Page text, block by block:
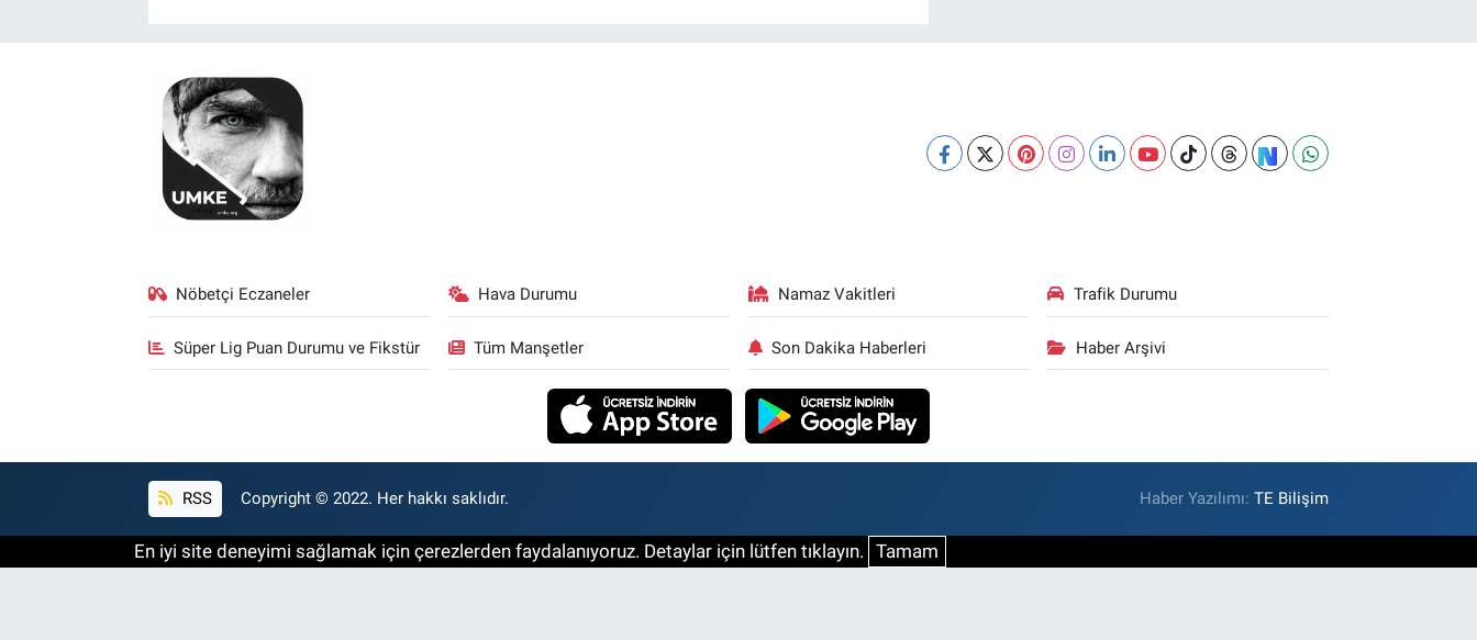
Nöbetçi Eczaneler Hava Durumu Namaz Vakitleri Trafik Durumu
Süper Lig Puan Durumu ve Fikstür Tüm Manşetler Son Dakika Haberleri Haber Arşivi
RSS Copyright © 2022. Her hakkı saklıdır. Haber Yazılımı:TE Bilişim
En iyi site deneyimi sağlamak için çerezlerden faydalanıyoruz. Detaylar için lütfen tıklayın. Tamam